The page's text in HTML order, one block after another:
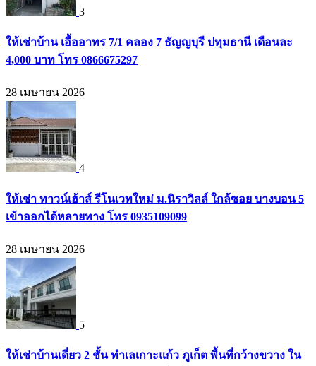
3
ให้เช่าบ้าน เอื้ออาทร 7/1 คลอง 7 ธัญญบุรี ปทุมธานี เดือนละ
4,000 บาท โทร 0866675297
28 เมษายน 2026
4
ให้เช่า ทาวน์เฮ้าส์ รีโนเวทใหม่ ม.นิราวิลล์ ใกล้ซอย บางบอน 5
เข้าออกได้หลายทาง โทร 0935109099
28 เมษายน 2026
5
ให้เช่าบ้านเดี่ยว 2 ชั้น ทำเลเกาะแก้ว ภูเก็ต พื้นที่กว้างขวาง ใน